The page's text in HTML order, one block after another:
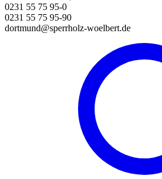
0231 55 75 95-0
0231 55 75 95-90
dortmund@sperrholz-woelbert.de